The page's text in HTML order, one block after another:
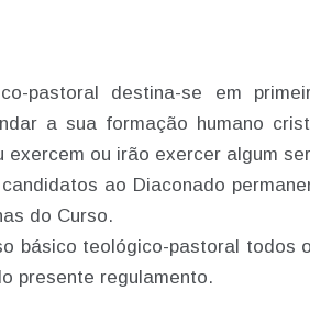
pastoral destina-se em
a sua formação humano
exercem ou irão exercer algum
ao Diaconado
do Curso.
básico teológico-pastoral todos
presente regulamento.